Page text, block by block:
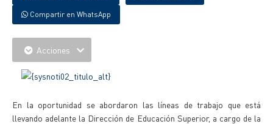
Compartir en WhatsApp
Acciones
En la oportunidad se abordaron las líneas de trabajo que está
llevando adelante la Dirección de Educación Superior, a cargo de la